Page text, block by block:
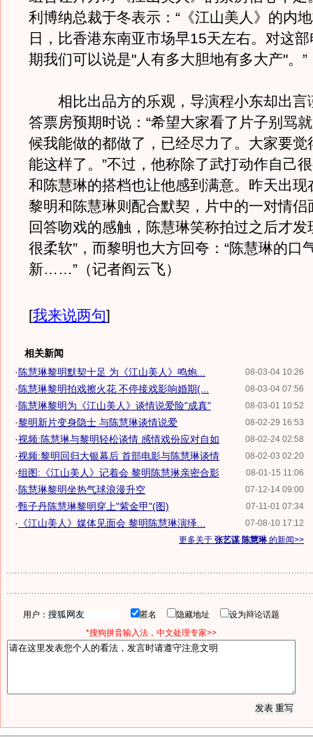
利博纳总裁于冬表示：“《江山美人》的内
日，比香港东南亚市场早15天左右。对这
期我们可以说是"人有多大胆地有多大产"。”
相比出品方的乐观，导演程小东却出言
答票房预期时说：“希望大家看了片子别骂
候我能做的都做了，已经尽力了。大家要觉
能这样了。”不过，他称除了武打动作自己
和陈慧琳的搭档也让他感到满意。昨天出现
黎明和陈慧琳则配合默契，片中的一对情侣
回答吻戏的感触，陈慧琳笑称拍过之后才发
很柔软”，而黎明也大方回夸：“陈慧琳的口
新……”（记者阎云飞）
[我来说两句]
相关新闻
08-03-04 10:26
· 陈慧琳黎明默契十足 为《江山美人》鸣炮...
08-03-04 07:56
· 陈慧琳黎明拍戏擦火花 不停接戏影响婚期(...
08-03-01 10:52
· 陈慧琳黎明为《江山美人》谈情说爱险"成真"
08-02-29 16:53
·黎明新片变身隐士 与陈慧琳谈情说爱
08-02-24 02:58
·视频:陈慧琳与黎明轻松谈情 感情戏份应对自如
08-02-03 02:20
·视频:黎明回归大银幕后 首部电影与陈慧琳谈情
08-01-15 11:06
·组图:《江山美人》记着会 黎明陈慧琳亲密合影
07-12-14 09:00
· 陈慧琳黎明坐热气球浪漫升空
07-11-01 07:34
·甄子丹陈慧琳黎明穿上"紫金甲"(图)
07-08-10 17:12
· 《江山美人》媒体见面会 黎明陈慧琳演绎...
更多关于 张艺谋 陈慧琳的新闻>>
用户： 匿名 隐藏地址
设为辩论话题
*搜狗拼音输入法，中文处理专家>>